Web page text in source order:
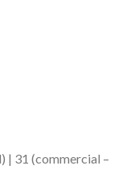
| 31 (commercial –